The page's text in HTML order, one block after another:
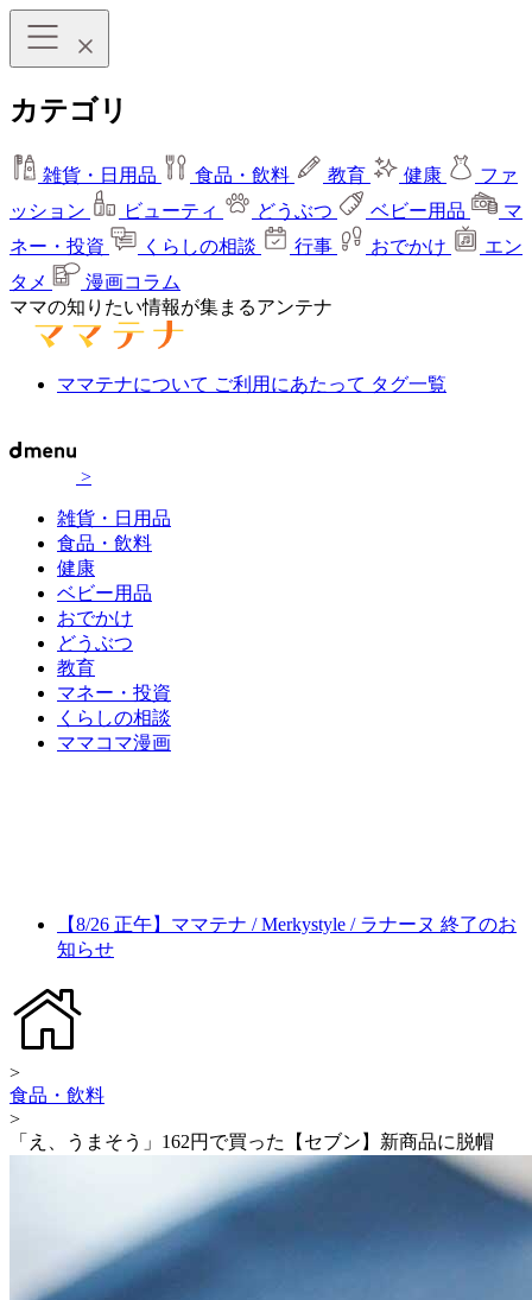
カテゴリ
雑貨・日用品 食品・飲料 教育 健康
ファ
ッション
ビューティ どうぶつ ベビー用品
マ
ネー・投資
くらしの相談 行事 おでかけ
エン
タメ
漫画コラム
ママの知りたい情報が集まるアンテナ
ママテナについて ご利用にあたって タグ一覧
>
雑貨・日用品
食品・飲料
健康
ベビー用品
おでかけ
どうぶつ
教育
マネー・投資
くらしの相談
ママコマ漫画
【8/26 正午】ママテナ / Merkystyle / ラナーヌ 終了のお
知らせ
>
食品・飲料
>
「え、うまそう」162円で買った【セブン】新商品に脱帽